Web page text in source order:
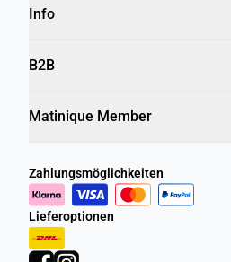
Info
B2B
Matinique Member
Zahlungsmöglichkeiten
Lieferoptionen